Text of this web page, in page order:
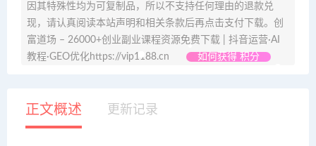
因其特殊性均为可复制品，所以不支持任何理由的退款兑
现，请认真阅读本站声明和相关条款后再点击支付下载。创
富道场 – 26000+创业副业课程资源免费下载 | 抖音运营·AI
教程·GEO优化https://vip1188.cn
如何获得 积分
正文概述 更新记录